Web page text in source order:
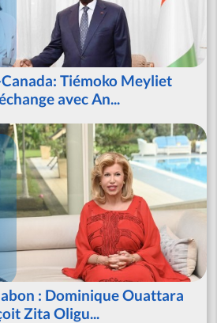
Tiémoko Meyliet
avec An...
: Dominique Ouattara
Zita Oligu...